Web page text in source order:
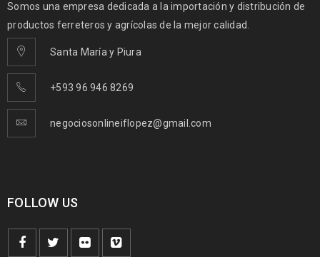
Somos una empresa dedicada a la importación y distribución de
productos ferreteros y agrícolas de la mejor calidad.
Santa María y Piura
+593 96 946 8269
negociosonlineiflopez@gmail.com
FOLLOW US